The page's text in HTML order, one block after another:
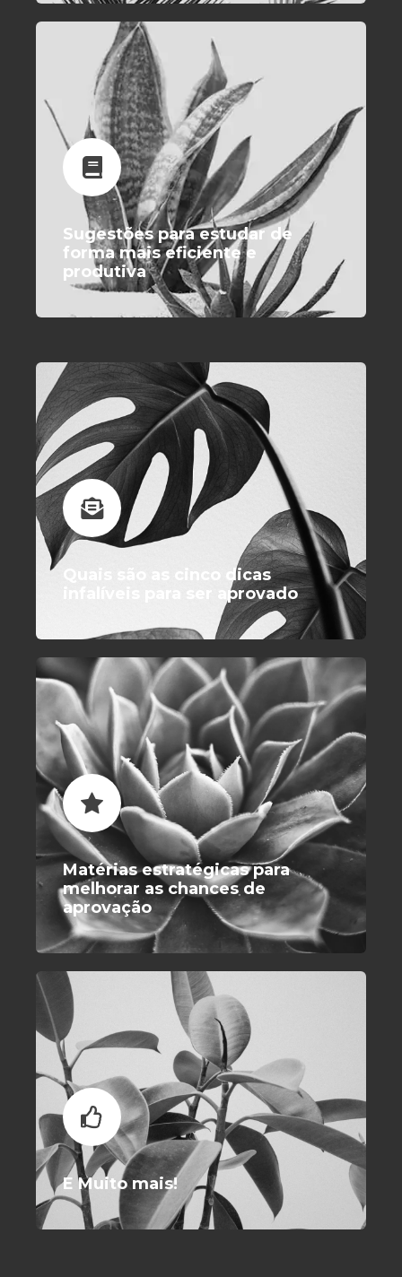
Sugestões para estudar de
forma mais eficiente e
produtiva
Quais são as cinco dicas
infalíveis para ser aprovado
Matérias estratégicas para
melhorar as chances de
aprovação
E Muito mais!